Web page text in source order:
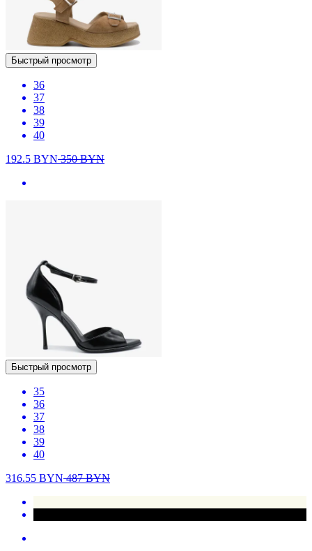
Быстрый просмотр
36
37
38
39
40
192.5 BYN350BYN
Быстрый просмотр
35
36
37
38
39
40
316.55 BYN487BYN